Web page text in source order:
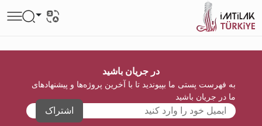
در جریان باشید
به فهرست پستی ما بپیوندید تا با آخرین پروژه‌ها و پیشنهادهای
ما در جریان باشید
اشتراک